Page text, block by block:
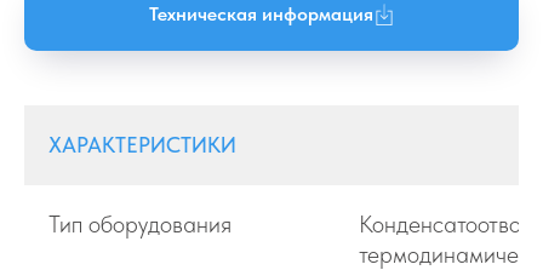
Техническая информация
ХАРАКТЕРИСТИКИ
Тип оборудования